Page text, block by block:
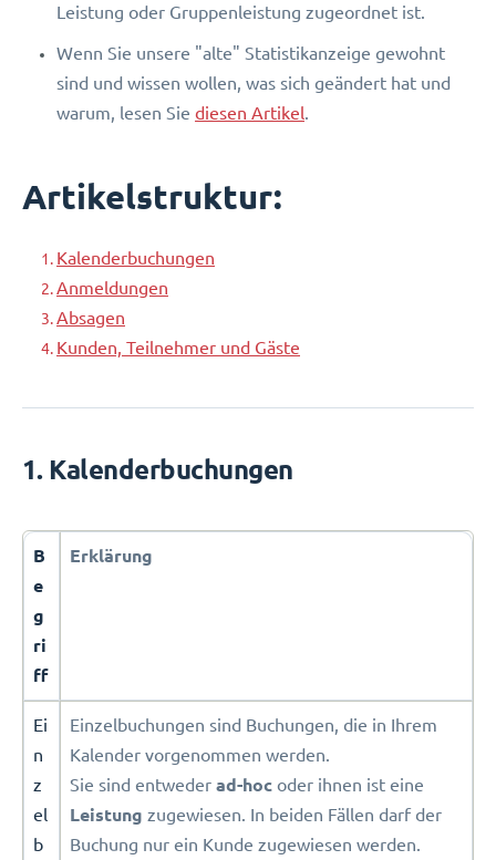
Leistung oder Gruppenleistung zugeordnet ist.
Wenn Sie unsere "alte" Statistikanzeige gewohnt
sind und wissen wollen, was sich geändert hat und
warum, lesen Sie diesen Artikel.
Artikelstruktur:
Kalenderbuchungen
Anmeldungen
Absagen
Kunden, Teilnehmer und Gäste
1. Kalenderbuchungen
B
e
g
ri
ff
Erklärung
Ei
n
z
el
b
Einzelbuchungen sind Buchungen, die in Ihrem
Kalender vorgenommen werden.
Sie sind entweder ad-hoc oder ihnen ist eine
Leistung zugewiesen. In beiden Fällen darf der
Buchung nur ein Kunde zugewiesen werden.